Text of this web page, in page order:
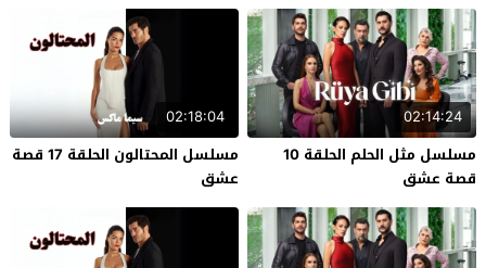
02:14:24
مسلسل مثل الحلم الحلقة 10
قصة عشق
02:18:04
مسلسل المحتالون الحلقة 17 قصة
عشق